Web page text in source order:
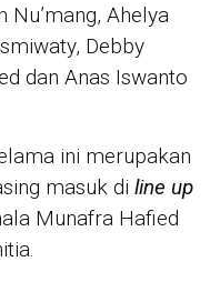
Nu’mang, Ahelya
Debby
dan Anas Iswanto
ini merupakan
masuk di line up
Munafra Hafied